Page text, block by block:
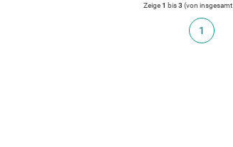
Zeige1 bis3(von insgesamt
1